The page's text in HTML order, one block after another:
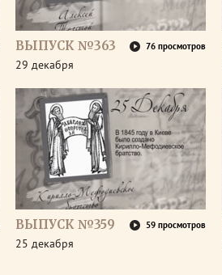
ВЫПУСК №363 76 просмотров
29 декабря
ВЫПУСК №359 59 просмотров
25 декабря